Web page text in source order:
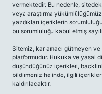
vermektedir. Bu nedenle,
veya araştırma
yazdıkları içeriklerin
bu sorumluluğu kabul etmiş
Sitemiz, kar amacı gütmeyen
platformudur. Hukuka ve yasal
düşündüğünüz içerikleri,
bildirmeniz halinde, ilgili
kaldırılacaktır.